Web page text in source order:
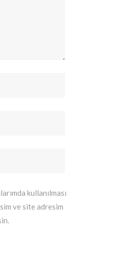
kullanılması
ve site adresim